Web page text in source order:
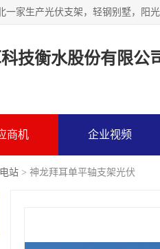
技衡水股份有限公
商机 企业视频
站 > 神龙拜耳单平轴支架光伏